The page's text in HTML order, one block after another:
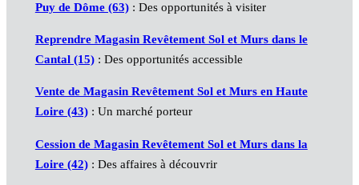
Puy de Dôme (63): Des opportunités à visiter
Reprendre Magasin Revêtement Sol et Murs dans le
Cantal (15): Des opportunités accessible
Vente de Magasin Revêtement Sol et Murs en Haute
Loire (43): Un marché porteur
Cession de Magasin Revêtement Sol et Murs dans la
Loire (42): Des affaires à découvrir